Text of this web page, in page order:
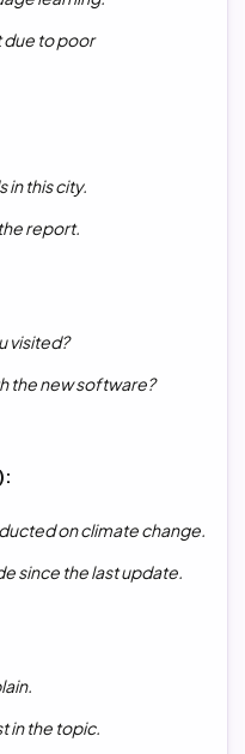
due to poor
in this city.
report.
visited?
the new software?
on climate change.
since the last update.
in the topic.